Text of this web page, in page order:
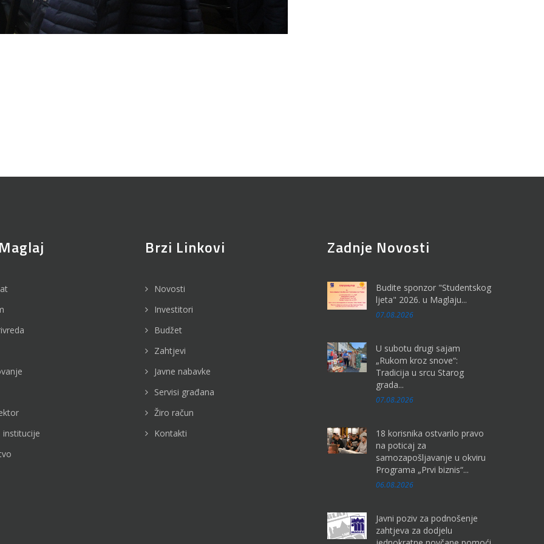
institucije
Brzi Linkovi
Novosti
Investitori
Budžet
Zahtjevi
Javne nabavke
Servisi građana
Žiro račun
Kontakti
Zadnje Novosti
Budite sponzor "Studentskog
ljeta" 2026. u Maglaju...
07.08.2026
U subotu drugi sajam
„Rukom kroz snove“:
Tradicija u srcu Starog
grada...
07.08.2026
18 korisnika ostvarilo pravo
na poticaj za
samozapošljavanje u okviru
Programa „Prvi biznis“...
06.08.2026
Javni poziv za podnošenje
zahtjeva za dodjelu